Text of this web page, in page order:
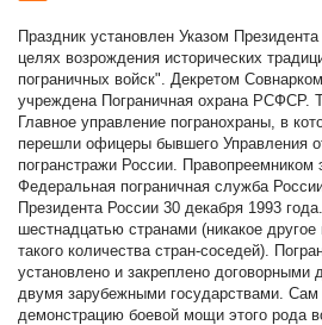
Праздник установлен Указом
целях возрождения исторических
пограничных войск". Декретом
учреждена Пограничная охрана РСФСР.
Главное управление погранохраны, в
перешли офицеры бывшего Управления
погранстражи России. Правопреемником
Федеральная пограничная служба
Президента России 30 декабря 1993
шестнадцатью странами (никакое другое
такого количества стран-соседей).
установлено и закреплено договорными
двумя зарубежными государствами. Сам
демонстрацию боевой мощи этого рода